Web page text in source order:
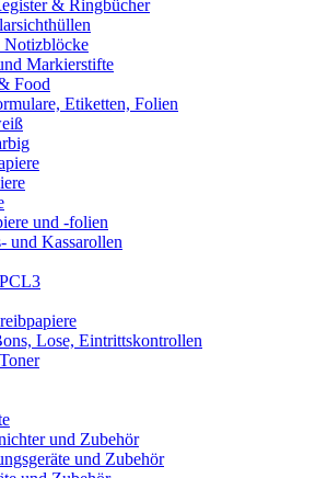
& Ringbücher
Notizblöcke
Markierstifte
Food
Etiketten, Folien
und -folien
und Kassarollen
Lose, Eintrittskontrollen
und Zubehör
und Zubehör